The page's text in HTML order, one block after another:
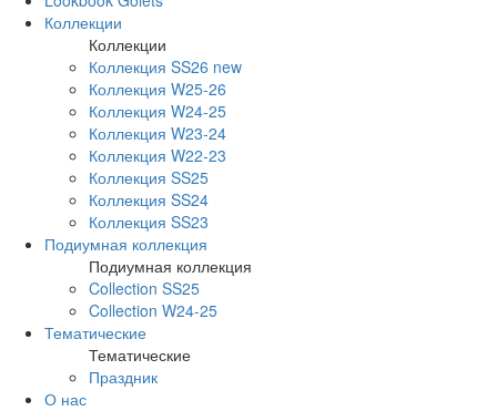
Коллекции
Коллекции
Коллекция SS26 new
Коллекция W25-26
Коллекция W24-25
Коллекция W23-24
Коллекция W22-23
Коллекция SS25
Коллекция SS24
Коллекция SS23
Подиумная коллекция
Подиумная коллекция
Collection SS25
Collection W24-25
Тематические
Тематические
Праздник
О нас